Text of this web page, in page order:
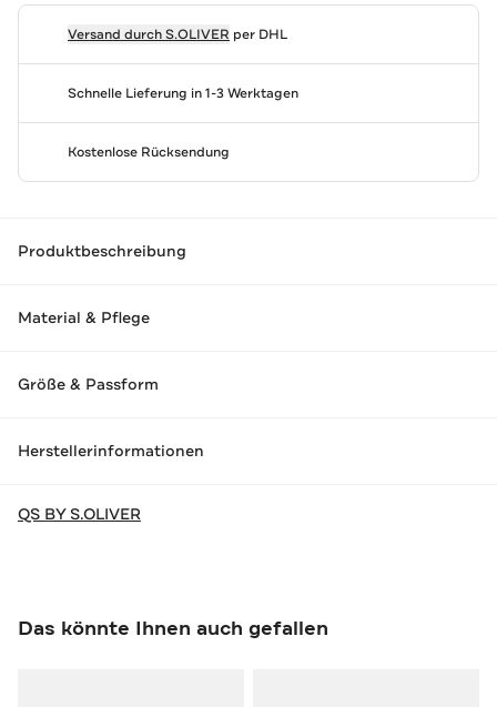
Versand durchS.OLIVER per DHL
Schnelle Lieferung in 1-3 Werktagen
Kostenlose Rücksendung
Produktbeschreibung
Material & Pflege
Größe & Passform
Herstellerinformationen
QS BY S.OLIVER
Das könnte Ihnen auch gefallen